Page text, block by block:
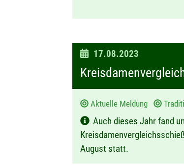
D
t
m
:
17.08.2023
Aktuelle Meldung
Auch dieses Jahr fand
August statt.